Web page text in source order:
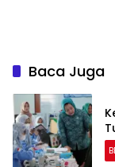
Baca Juga